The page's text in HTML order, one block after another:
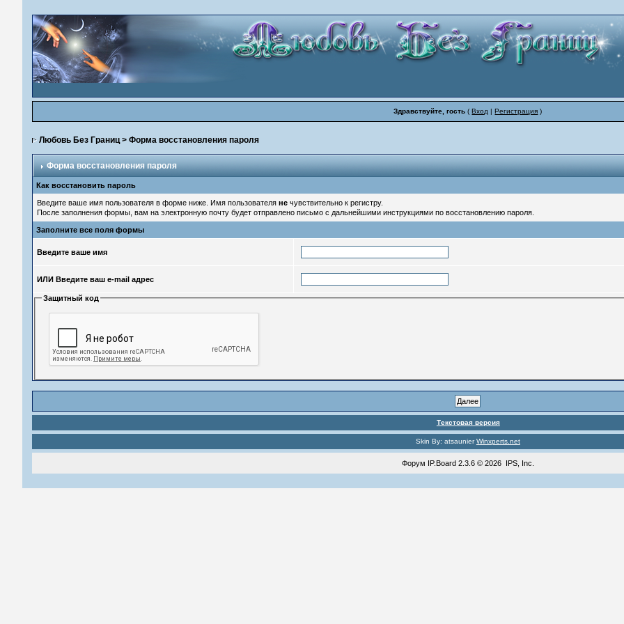
Здравствуйте, гость (Вход |Регистрация )
Любовь Без Границ> Форма восстановления пароля
Форма восстановления пароля
Как восстановить пароль
Введите ваше имя пользователя в форме ниже. Имя пользователяне чувствительно к регистру.
После заполнения формы, вам на электронную почту будет отправлено письмо с дальнейшими инструкциями по восстановлению пароля.
Заполните все поля формы
Введите ваше имя
ИЛИ Введите ваш e-mail адрес
Защитный код
Текстовая версия
Skin By: atsaunierWinxperts.net
Форум IP.Board2.3.6 © 2026 IPS, Inc